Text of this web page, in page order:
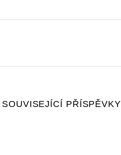
SOUVISEJÍCÍ PŘÍSPĚVKY